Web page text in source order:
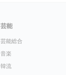
芸能
芸能総合
音楽
韓流